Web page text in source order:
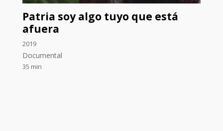
Patria soy algo tuyo que está
afuera
2019
Documental
35 min